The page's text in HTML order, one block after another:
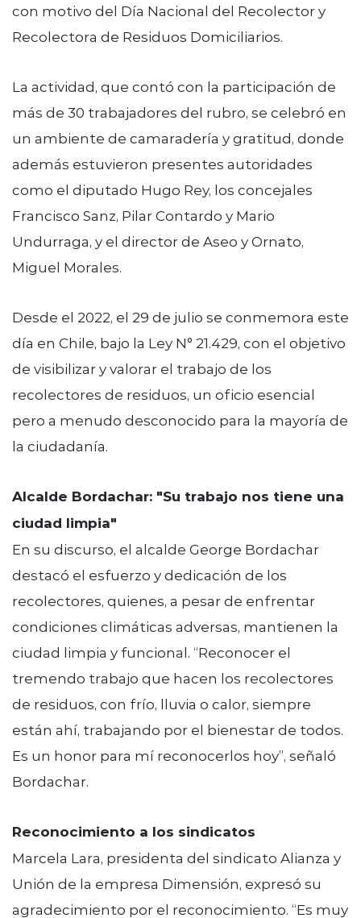
con motivo del Día Nacional del Recolector y
Recolectora de Residuos Domiciliarios.
La actividad, que contó con la participación de
más de 30 trabajadores del rubro, se celebró en
un ambiente de camaradería y gratitud, donde
además estuvieron presentes autoridades
como el diputado Hugo Rey, los concejales
Francisco Sanz, Pilar Contardo y Mario
Undurraga, y el director de Aseo y Ornato,
Miguel Morales.
Desde el 2022, el 29 de julio se conmemora este
día en Chile, bajo la Ley N° 21.429, con el objetivo
de visibilizar y valorar el trabajo de los
recolectores de residuos, un oficio esencial
pero a menudo desconocido para la mayoría de
la ciudadanía.
Alcalde Bordachar: "Su trabajo nos tiene una
ciudad limpia"
En su discurso, el alcalde George Bordachar
destacó el esfuerzo y dedicación de los
recolectores, quienes, a pesar de enfrentar
condiciones climáticas adversas, mantienen la
ciudad limpia y funcional. “Reconocer el
tremendo trabajo que hacen los recolectores
de residuos, con frío, lluvia o calor, siempre
están ahí, trabajando por el bienestar de todos.
Es un honor para mí reconocerlos hoy”, señaló
Bordachar.
Reconocimiento a los sindicatos
Marcela Lara, presidenta del sindicato Alianza y
Unión de la empresa Dimensión, expresó su
agradecimiento por el reconocimiento. “Es muy